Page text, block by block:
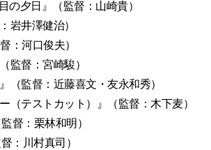
の夕日』（監督：山崎貴）
岩井澤健治）
：河口俊夫）
監督：宮崎駿）
（監督：近藤喜文・友永和秀）
（テストカット）』（監督：木下麦）
督：栗林和明）
：川村真司）